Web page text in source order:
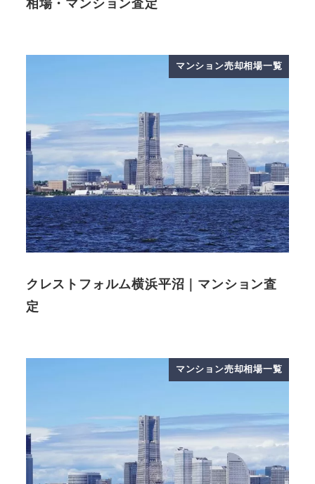
相場・マンション査定
マンション売却相場一覧
クレストフォルム横浜平沼｜マンション査
定
マンション売却相場一覧